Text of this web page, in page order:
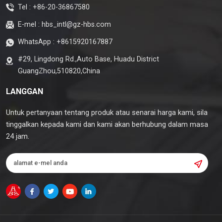
Tel : +86-20-36867580
E-mel : hbs_intl@gz-hbs.com
WhatsApp : +8615920167887
#29, Lingdong Rd.,Auto Base, Huadu District
GuangZhou,510820,China
LANGGAN
Untuk pertanyaan tentang produk atau senarai harga kami, sila
tinggalkan kepada kami dan kami akan berhubung dalam masa
24 jam.